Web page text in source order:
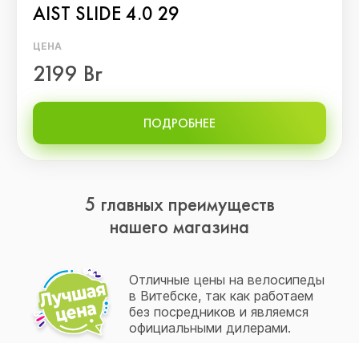
AIST SLIDE 4.0 29
ЦЕНА
2199 Br
ПОДРОБНЕЕ
5 главных преимуществ
нашего магазина
Отличные цены на велосипеды
в Витебске, так как работаем
без посредников и являемся
официальными дилерами.